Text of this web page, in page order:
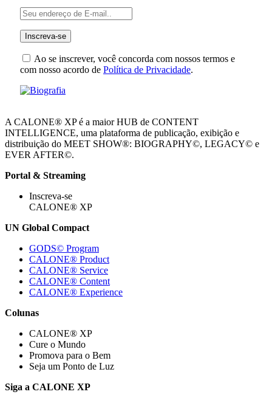
Ao se inscrever, você concorda com nossos termos e
com nosso acordo de Política de Privacidade.
A CALONE® XP é a maior HUB de CONTENT
INTELLIGENCE, uma plataforma de publicação, exibição e
distribuição do MEET SHOW®: BIOGRAPHY©, LEGACY© e
EVER AFTER©.
Portal & Streaming
Inscreva-se
CALONE® XP
UN Global Compact
GODS© Program
CALONE® Product
CALONE® Service
CALONE® Content
CALONE® Experience
Colunas
CALONE® XP
Cure o Mundo
Promova para o Bem
Seja um Ponto de Luz
Siga a CALONE XP